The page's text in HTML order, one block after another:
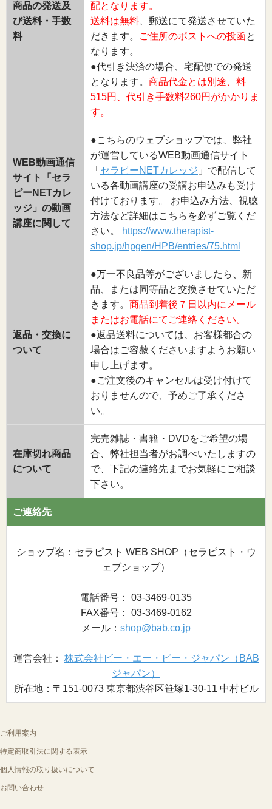
商品の発送及
び送料・手数
料
配となります。
送料は無料 、郵送にて発送させていた
だきます。
ご住所のポストへの投函と
なります。
●代引き決済の場合、宅配便での発送
となります。 商品代金とは別途、料
515円、代引き手数料260円がかかりま
す。
WEB動画通信
サイト「セラ
ピーNETカレ
ッジ」の動画
講座に関して
●こちらのウェブショップでは、弊社
が運営しているWEB動画通信サイト
「 セラピーNETカレッジ 」で配信して
いる各動画講座の受講お申込みも受け
付けております。 お申込み方法、視聴
方法など詳細はこちらを必ずご覧くだ
さい。
https://www.therapist-
shop.jp/hpgen/HPB/entries/75.html
返品・交換に
ついて
●万一不良品等がございましたら、新
品、または同等品と交換させていただ
きます。 商品到着後７日以内にメール
またはお電話にてご連絡ください。
●返品送料については、お客様都合の
場合はご容赦くださいますようお願い
申し上げます。
●ご注文後のキャンセルは受け付けて
おりませんので、予めご了承くださ
い。
在庫切れ商品
について
完売雑誌・書籍・DVDをご希望の場
合、弊社担当者がお調べいたしますの
で、下記の連絡先までお気軽にご相談
下さい。
ご連絡先
ショップ名：セラピスト WEB SHOP（セラピスト・ウ
ェブショップ）
電話番号： 03-3469-0135
FAX番号： 03-3469-0162
メール： shop@bab.co.jp
運営会社： 株式会社ビー・エー・ビー・ジャパン（BAB
ジャパン）
所在地：〒151-0073 東京都渋谷区笹塚1-30-11 中村ビル
ご利用案内
特定商取引法に関する表示
個人情報の取り扱いについて
お問い合わせ